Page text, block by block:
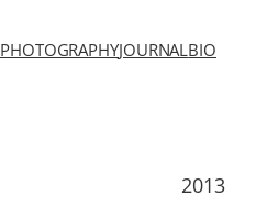
PHOTOGRAPHYJOURNALBIO
2013